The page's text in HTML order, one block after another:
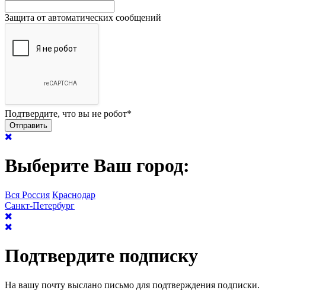
Защита от автоматических сообщений
Подтвердите, что вы не робот*
Выберите Ваш город:
Вся Россия Краснодар
Санкт-Петербург
Подтвердите подписку
На вашу почту выслано письмо для подтверждения подписки.